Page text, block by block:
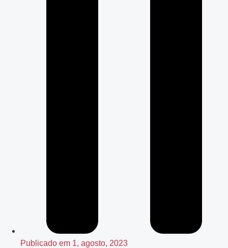
Publicado em 1, agosto, 2023